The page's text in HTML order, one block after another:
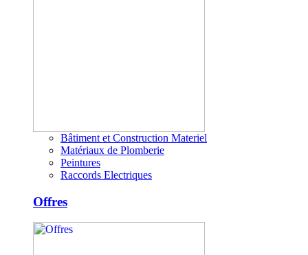
Bâtiment et Construction Materiel
Matériaux de Plomberie
Peintures
Raccords Electriques
Offres